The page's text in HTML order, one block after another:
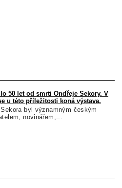
50 let od smrti Ondřeje Sekory. V
u této příležitosti koná výstava.
byl významným českým
novinářem,...